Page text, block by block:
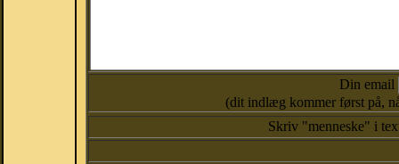
Din email
(dit indlæg kommer først på,
Skriv "menneske" i